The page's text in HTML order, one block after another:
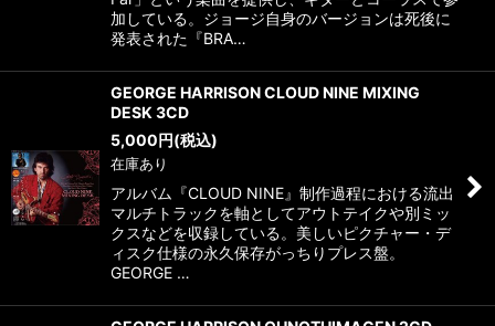
加している。ジョージ自身のバージョンは死後に
発表された『BRA…
GEORGE HARRISON CLOUD NINE MIXING
DESK 3CD
5,000円(税込)
在庫あり
アルバム『CLOUD NINE』制作過程における流出
マルチトラックを軸としてアウトテイクや別ミッ
クスなどを収録している。美しいピクチャー・デ
ィスク仕様の永久保存がっちりプレス盤。
GEORGE …